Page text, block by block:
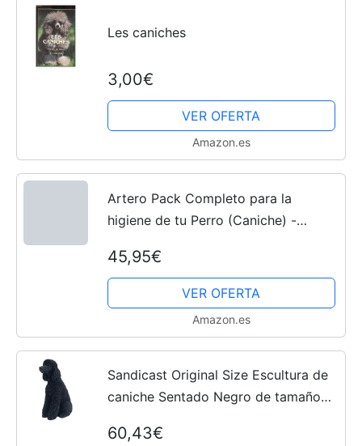
Les caniches
3,00€
VER OFERTA
Amazon.es
Artero Pack Completo para la
higiene de tu Perro (Caniche) -
45,95€
VER OFERTA
Amazon.es
Sandicast Original Size Escultura de
caniche Sentado Negro de tamaño
60,43€